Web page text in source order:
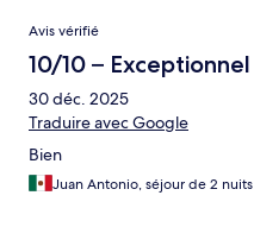
Avis
Avis vérifié
10/10 – Exceptionnel
30 déc. 2025
Traduire avec Google
Bien
Juan Antonio, séjour de 2 nuits